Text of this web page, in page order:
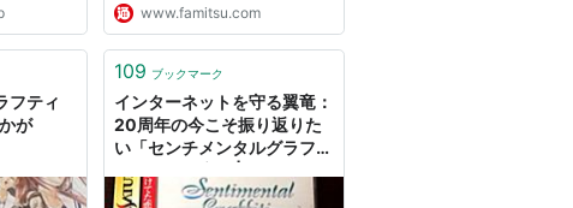
仁,岩沢厚治,寺岡呼人
件) を見る
www.famitsu.com
フティ
が
109 ブックマーク
インターネットを守る翼竜：
20周年の今こそ振り返りた
い「センチメンタルグラフテ